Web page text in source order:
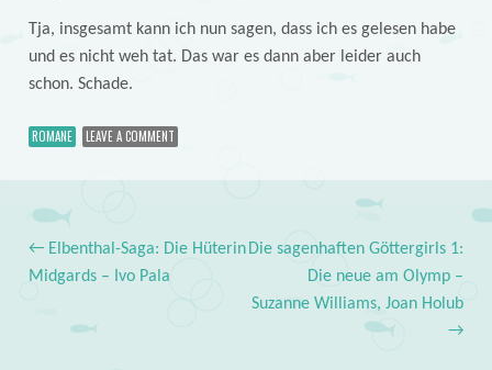
Tja, insgesamt kann ich nun sagen, dass ich es gelesen habe
und es nicht weh tat. Das war es dann aber leider auch
schon. Schade.
ROMANE LEAVE A COMMENT
Post navigation
←Elbenthal-Saga: Die Hüterin
Midgards – Ivo Pala
Die sagenhaften Göttergirls 1:
Die neue am Olymp –
Suzanne Williams, Joan Holub
→